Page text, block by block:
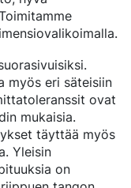
TANGOT
VOIMAA
Svenska Deutsch
myös eri säteisiin
ovat
mukaisia.
täyttää myös
Yleisin
on